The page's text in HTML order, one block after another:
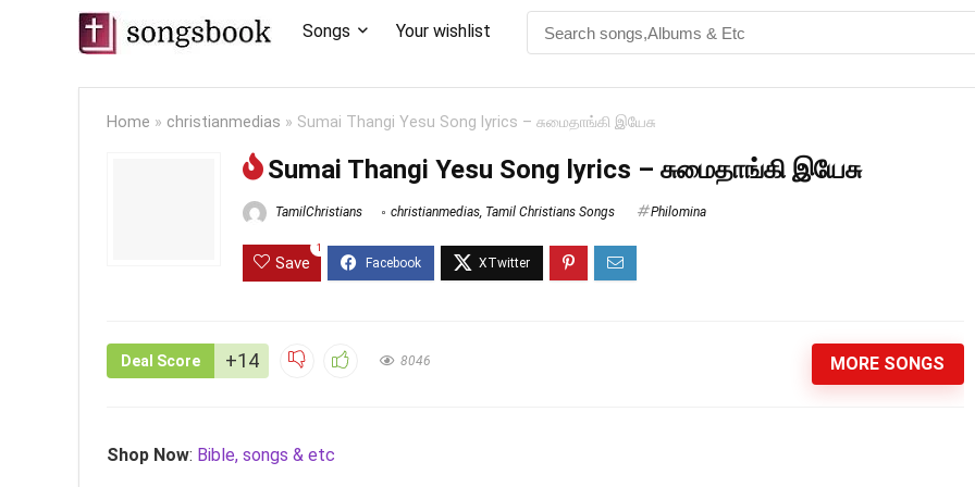
Songs Your wishlist
Home » christianmedias » Sumai Thangi Yesu Song lyrics – சுமைதாங்கி இயேசு
Sumai Thangi Yesu Song lyrics – சுமைதாங்கி இயேசு
TamilChristians christianmedias, Tamil Christians Songs Philomina
Save
1
Deal Score +14 8046 MORE SONGS
Shop Now: Bible, songs & etc